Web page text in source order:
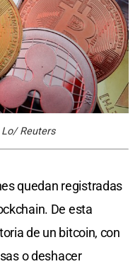
Reuters
quedan registradas
De esta
de un bitcoin, con
o deshacer